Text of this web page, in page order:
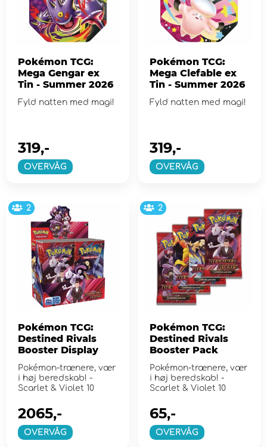
Pokémon TCG:
Mega Gengar ex
Tin - Summer 2026
Fyld natten med magi!
OVERVÅG
319,-
Pokémon TCG:
Mega Clefable ex
Tin - Summer 2026
Fyld natten med magi!
OVERVÅG
319,-
2
Pokémon TCG:
Destined Rivals
Booster Display
Pokémon-trænere, vær
i høj beredskab! -
Scarlet & Violet 10
OVERVÅG
2065,-
2
Pokémon TCG:
Destined Rivals
Booster Pack
Pokémon-trænere, vær
i høj beredskab! -
Scarlet & Violet 10
OVERVÅG
65,-